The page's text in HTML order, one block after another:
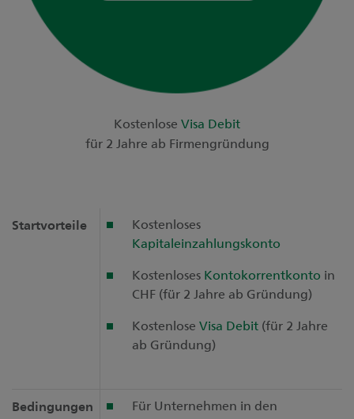
Kostenlose Visa Debit
für 2 Jahre ab Firmengründung
Startvorteile
Kostenloses
Kapitaleinzahlungskonto
Kostenloses Kontokorrentkonto in
CHF (für 2 Jahre ab Gründung)
Kostenlose Visa Debit (für 2 Jahre
ab Gründung)
Bedingungen
Für Unternehmen in den